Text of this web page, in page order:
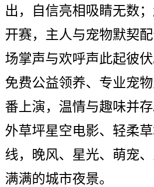
出，自信亮相吸睛无数
开赛，主人与宠物默契
场掌声与欢呼声此起彼
免费公益领养、专业宠
番上演，温情与趣味并
外草坪星空电影、轻柔
线，晚风、星光、萌宠
满满的城市夜景。